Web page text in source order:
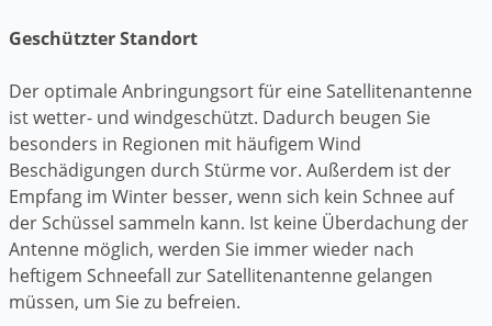
Geschützter Standort
Der optimale Anbringungsort für eine Satellitenantenne
ist wetter- und windgeschützt. Dadurch beugen Sie
besonders in Regionen mit häufigem Wind
Beschädigungen durch Stürme vor. Außerdem ist der
Empfang im Winter besser, wenn sich kein Schnee auf
der Schüssel sammeln kann. Ist keine Überdachung der
Antenne möglich, werden Sie immer wieder nach
heftigem Schneefall zur Satellitenantenne gelangen
müssen, um Sie zu befreien.